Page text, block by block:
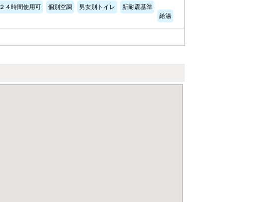
２４時間使用可 個別空調 男女別トイレ
新耐震基準
給湯